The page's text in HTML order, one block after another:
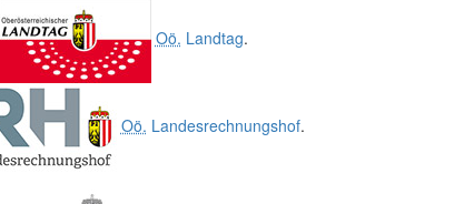
Oö. Landtag.
Oö. Landesrechnungshof.